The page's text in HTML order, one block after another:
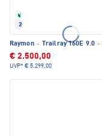
2024
Raymon · Trailray 160E 9.0 ·
€ 2.500,00
UVP* € 5.299,00